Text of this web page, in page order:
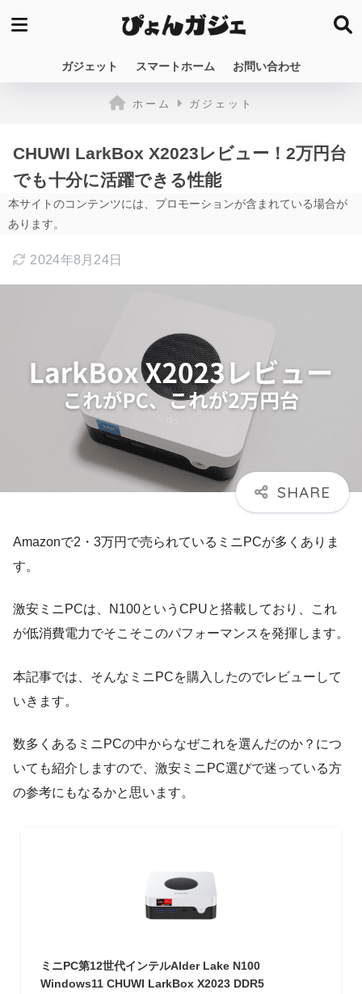
ガジェット スマートホーム お問い合わせ
ホーム ガジェット
CHUWI LarkBox X2023レビュー！2万円台
でも十分に活躍できる性能
本サイトのコンテンツには、プロモーションが含まれている場合が
あります。
2024年8月24日
Amazonで2・3万円で売られているミニPCが多くありま
す。
激安ミニPCは、N100というCPUと搭載しており、これ
が低消費電力でそこそこのパフォーマンスを発揮します。
本記事では、そんなミニPCを購入したのでレビューして
いきます。
数多くあるミニPCの中からなぜこれを選んだのか？につ
いても紹介しますので、激安ミニPC選びで迷っている方
の参考にもなるかと思います。
ミニPC第12世代インテルAlder Lake N100
Windows11 CHUWI LarkBox X2023 DDR5